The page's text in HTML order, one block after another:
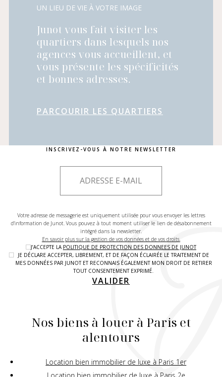
UN LIEU DE VIE À VOTRE IMAGE
Junot vous fait visiter les
quartiers dans lesquels nos
agences vous accueillent, et
vous présente les spécificités
et bonnes adresses.
PARCOURIR LES QUARTIERS
INSCRIVEZ-VOUS À NOTRE NEWSLETTER
Votre adresse de messagerie est uniquement utilisée pour vous envoyer les lettres
d'information de Junot. Vous pouvez à tout moment utiliser le lien de désabonnement
intégré dans la newsletter.
En savoir plus sur la gestion de vos données et de vos droits.
J’ACCEPTE LA POLITIQUE DE PROTECTION DES DONNEES DE JUNOT
JE DÉCLARE ACCEPTER, LIBREMENT, ET DE FAÇON ÉCLAIRÉE LE TRAITEMENT DE
MES DONNÉES PAR JUNOT ET RECONNAIS ÉGALEMENT MON DROIT DE RETIRER
TOUT CONSENTEMENT EXPRIMÉ.
VALIDER
Nos biens à louer à Paris et
alentours
Location bien immobilier de luxe à Paris 1er